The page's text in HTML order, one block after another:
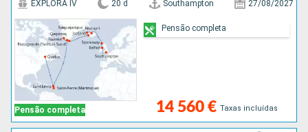
Pensão completa
EXPLORA IV 20 d Southampton 27/08/2027
14 560 € Taxas incluídas
Pensão completa